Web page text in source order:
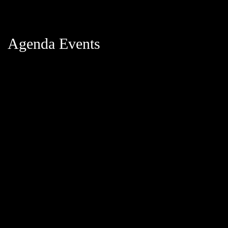
Agenda Events